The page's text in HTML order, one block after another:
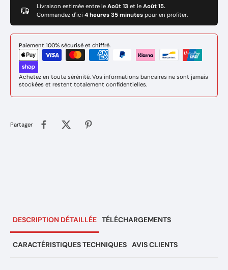
Livraison estimée entre le Août 13 et le Août 15.
Commandez d'ici 4 heures 35 minutes pour en profiter.
Paiement 100% sécurisé et chiffré.
Achetez en toute sérénité. Vos informations bancaires ne sont jamais
stockées et restent totalement confidentielles.
Partager
DESCRIPTION DÉTAILLÉE TÉLÉCHARGEMENTS
CARACTÉRISTIQUES TECHNIQUES AVIS CLIENTS